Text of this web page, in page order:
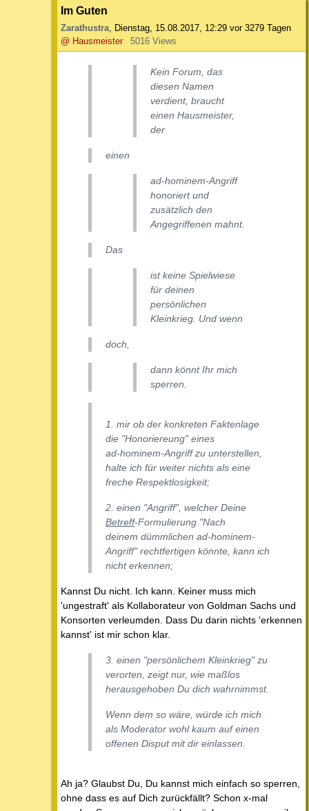
Im Guten
Zarathustra Dienstag, 15.08.2017, 12:29 vor 3279 Tagen
@ Hausmeister
5016 Views
Kein Forum, das
diesen Namen
verdient, braucht
einen Hausmeister,
der
einen
ad-hominem-Angriff
honoriert und
zusätzlich den
Angegriffenen mahnt.
Das
ist keine Spielwiese
für deinen
persönlichen
Kleinkrieg. Und wenn
doch,
dann könnt Ihr mich
sperren.
1. mir ob der konkreten Faktenlage
die "Honoriereung" eines
ad-hominem-Angriff zu unterstellen,
halte ich für weiter nichts als eine
freche Respektlosigkeit;
2. einen "Angriff", welcher Deine
Betreff-Formulierung "Nach
deinem dümmlichen ad-hominem-
Angriff"rechtfertigen könnte, kann ich
nicht erkennen;
Kannst Du nicht. Ich kann. Keiner muss mich
'ungestraft' als Kollaborateur von Goldman Sachs und
Konsorten verleumden. Dass Du darin nichts 'erkennen
kannst' ist mir schon klar.
3. einen "persönlichem Kleinkrieg" zu
verorten, zeigt nur, wie maßlos
herausgehoben Du dich wahrnimmst.
Wenn dem so wäre, würde ich mich
als Moderator wohl kaum auf einen
offenen Disput mit dir einlassen.
Ah ja? Glaubst Du, Du kannst mich einfach so sperren,
ohne dass es auf Dich zurückfällt? Schon x-mal